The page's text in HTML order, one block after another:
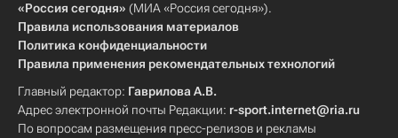
«Россия сегодня» (МИА «Россия сегодня»).
Правила использования материалов
Политика конфиденциальности
Правила применения рекомендательных технологий
Главный редактор: Гаврилова А.В.
Адрес электронной почты Редакции: r-sport.internet@ria.ru
По вопросам размещения пресс-релизов и рекламы